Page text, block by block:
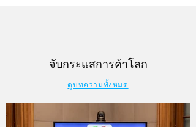
จับกระแสการค้าโลก
ดูบทความทั้งหมด